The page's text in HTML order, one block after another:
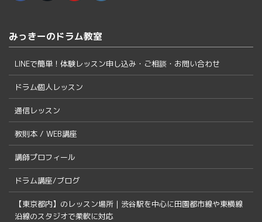
みっきーのドラム教室
LINEで簡単！体験レッスン申し込み・ご相談・お問い合わせ
ドラム個人レッスン
通信レッスン
教則本 / WEB講座
講師プロフィール
ドラム講座/ブログ
【東京都内】のレッスン場所｜渋谷駅を中心に田園都市線や東横線
沿線のスタジオで柔軟に対応